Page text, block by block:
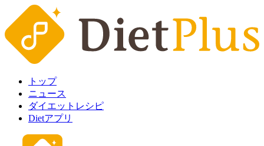
トップ
ニュース
ダイエットレシピ
Dietアプリ